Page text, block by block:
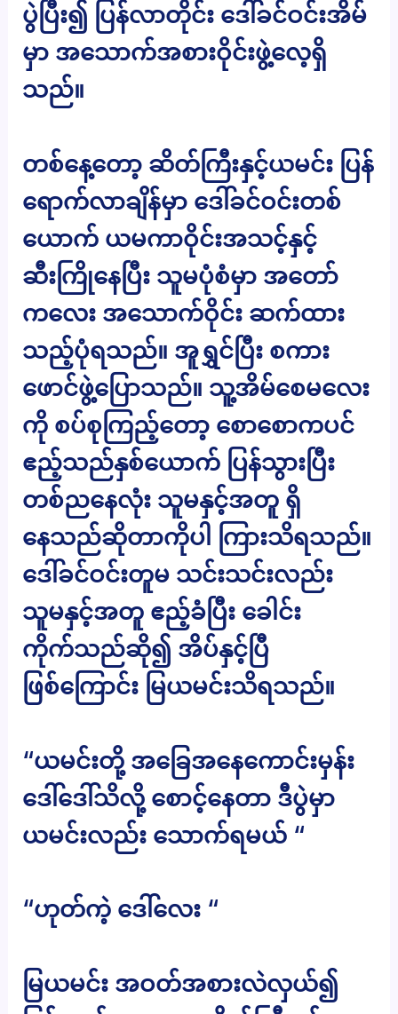
ပွဲပြီး၍ ပြန်လာတိုင်း ဒေါ်ခင်ဝင်းအိမ်
မှာ အသောက်အစားဝိုင်းဖွဲ့လေ့ရှိ
သည်။
တစ်နေ့တော့ ဆိတ်ကြီးနှင့်ယမင်း ပြန်
ရောက်လာချိန်မှာ ဒေါ်ခင်ဝင်းတစ်
ယောက် ယမကာဝိုင်းအသင့်နှင့်
ဆီးကြိုနေပြီး သူမပုံစံမှာ အတော်
ကလေး အသောက်ဝိုင်း ဆက်ထား
သည့်ပုံရသည်။ အူရွှင်ပြီး စကား
ဖောင်ဖွဲ့ပြောသည်။ သူ့အိမ်စေမလေး
ကို စပ်စုကြည့်တော့ စောစောကပင်
ဧည့်သည်နှစ်ယောက် ပြန်သွားပြီး
တစ်ညနေလုံး သူမနှင့်အတူ ရှိ
နေသည်ဆိုတာကိုပါ ကြားသိရသည်။
ဒေါ်ခင်ဝင်းတူမ သင်းသင်းလည်း
သူမနှင့်အတူ ဧည့်ခံပြီး ခေါင်း
ကိုက်သည်ဆို၍ အိပ်နှင့်ပြီ
ဖြစ်ကြောင်း မြယမင်းသိရသည်။
“ယမင်းတို့ အခြေအနေကောင်းမှန်း
ဒေါ်ဒေါ်သိလို့ စောင့်နေတာ ဒီပွဲမှာ
ယမင်းလည်း သောက်ရမယ် “
“ဟုတ်ကဲ့ ဒေါ်လေး “
မြယမင်း အဝတ်အစားလဲလှယ်၍